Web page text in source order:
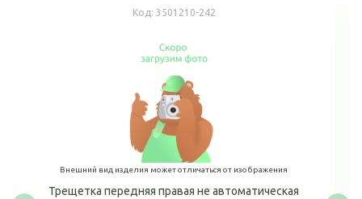
Код: 3501210-242
Внешний вид изделия может отличаться от изображения
Трещетка передняя правая не автоматическая